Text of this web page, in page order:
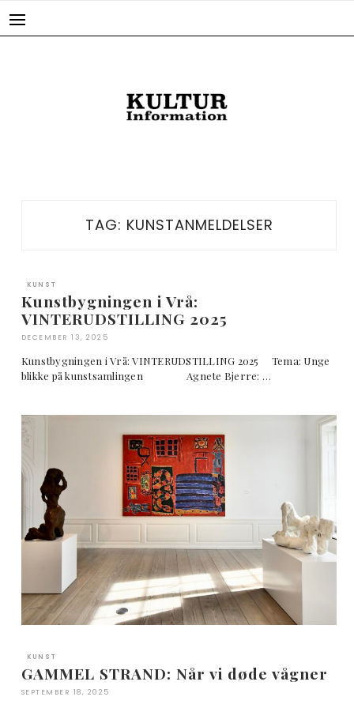
TAG: KUNSTANMELDELSER
KUNST
Kunstbygningen i Vrå:
VINTERUDSTILLING 2025
DECEMBER 13, 2025
Kunstbygningen i Vrå: VINTERUDSTILLING 2025 Tema: Unge
blikke på kunstsamlingen Agnete Bjerre: …
KUNST
GAMMEL STRAND: Når vi døde vågner
SEPTEMBER 18, 2025